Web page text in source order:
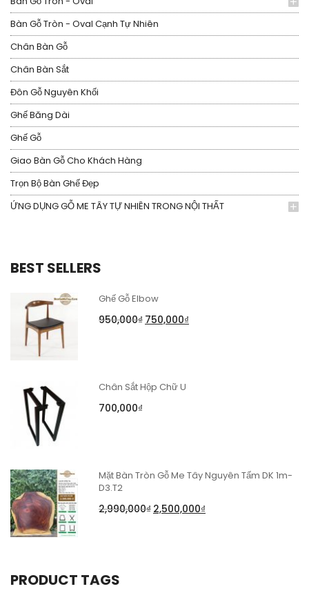
Bàn Gỗ Tròn - Oval Cạnh Tự Nhiên
Chân Bàn Gỗ
Chân Bàn Sắt
Đôn Gỗ Nguyên Khối
Ghế Băng Dài
Ghế Gỗ
Giao Bàn Gỗ Cho Khách Hàng
Trọn Bộ Bàn Ghế Đẹp
ỨNG DỤNG GỖ ME TÂY TỰ NHIÊN TRONG NỘI THẤT
BEST SELLERS
Ghế Gỗ Elbow
950,000₫ 750,000₫
Chân Sắt Hộp Chữ U
700,000₫
Mặt Bàn Tròn Gỗ Me Tây Nguyên Tấm DK 1m-
D3.T2
2,990,000₫ 2,500,000₫
PRODUCT TAGS